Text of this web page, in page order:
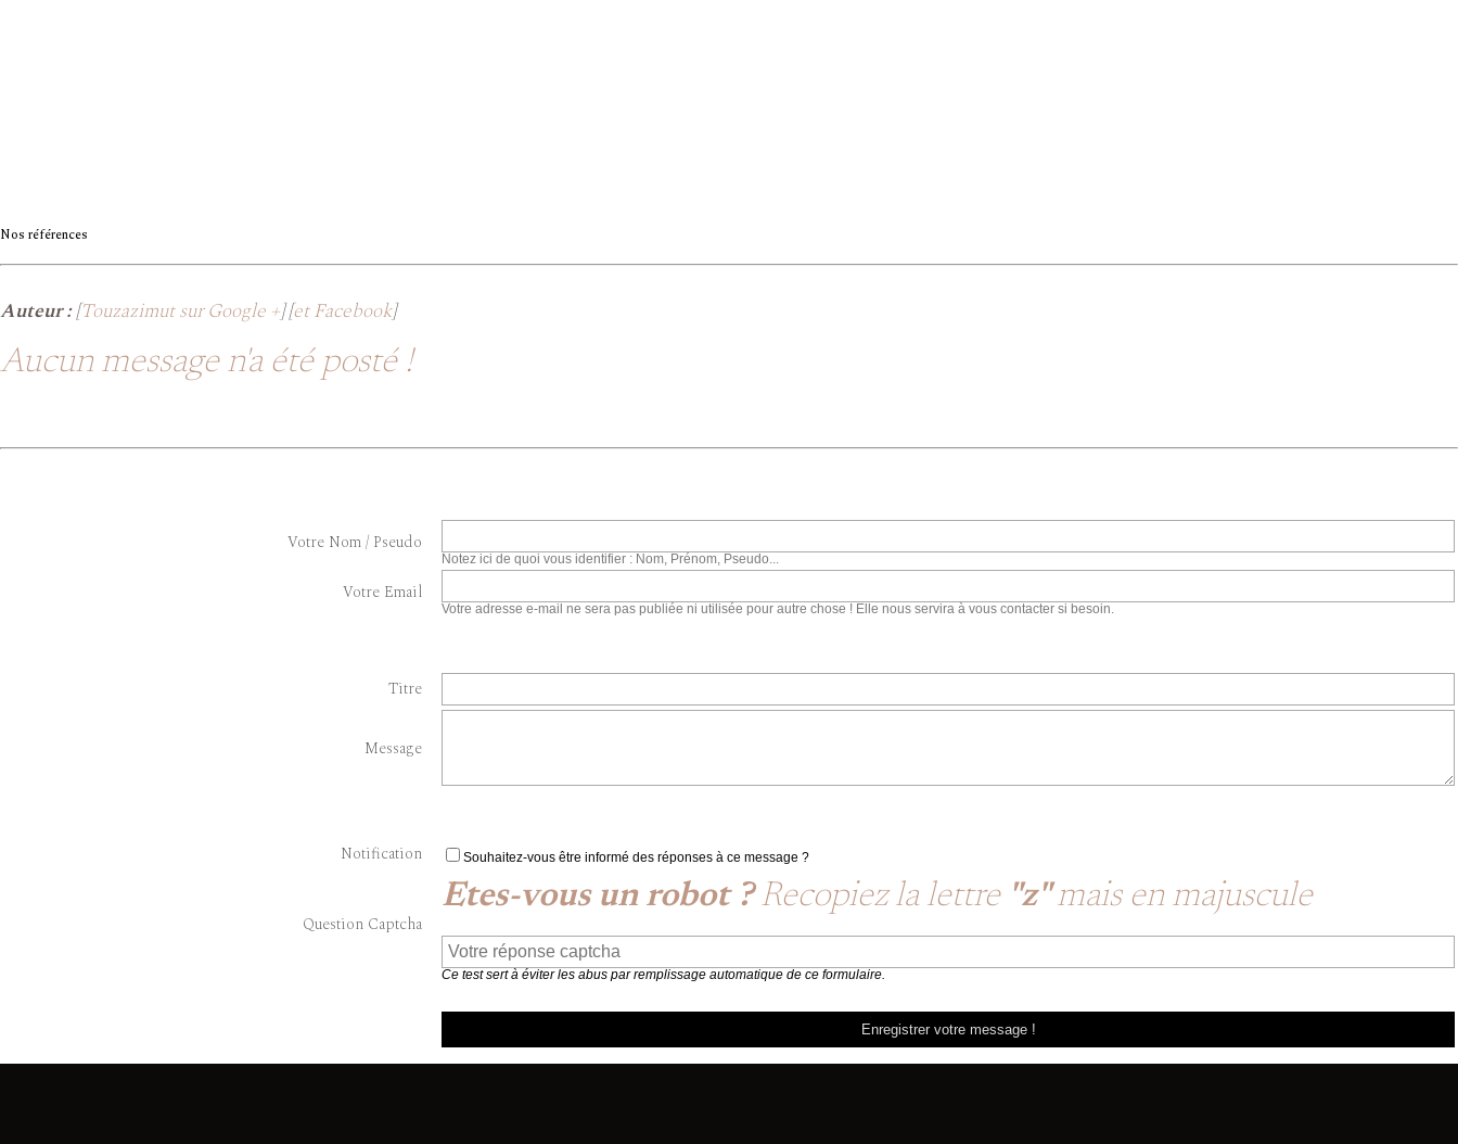
Nos références
Auteur :[Touzazimut sur Google +] [et Facebook]
Aucun message n'a été posté !
Votre Nom / Pseudo
Notez ici de quoi vous identifier : Nom, Prénom, Pseudo...
Votre Email
Votre adresse e-mail ne sera pas publiée ni utilisée pour autre chose ! Elle nous servira à vous contacter si besoin.
Titre
Message
Notification Souhaitez-vous être informé des réponses à ce message ?
Question Captcha
Etes-vous un robot ?Recopiez la lettre "z"mais en majuscule
Ce test sert à éviter les abus par remplissage automatique de ce formulaire.